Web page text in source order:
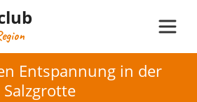
Entspannung in der
Salzgrotte